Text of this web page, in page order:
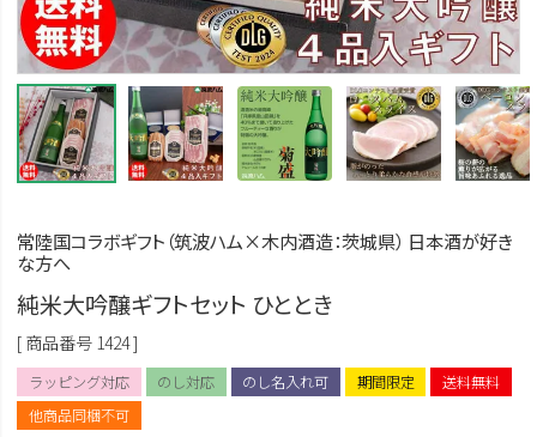
常陸国コラボギフト（筑波ハム×木内酒造：茨城県） 日本酒が好き
な方へ
純米大吟醸ギフトセット ひととき
商品番号 1424
ラッピング対応 のし対応 のし名入れ可 期間限定
送料無料
他商品同梱不可